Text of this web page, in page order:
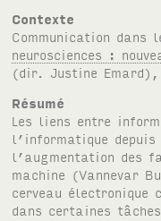
Contexte
Communication dans
neurosciences :
(dir. Justine Emard),
Résumé
Les liens entre
l’informatique depuis
l’augmentation des
machine (Vannevar
cerveau électronique
dans certaines